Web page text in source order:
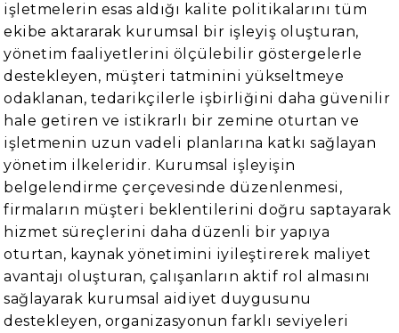
işletmelerin esas aldığı kalite politikalarını tüm
ekibe aktararak kurumsal bir işleyiş oluşturan,
yönetim faaliyetlerini ölçülebilir göstergelerle
destekleyen, müşteri tatminini yükseltmeye
odaklanan, tedarikçilerle işbirliğini daha güvenilir
hale getiren ve istikrarlı bir zemine oturtan ve
işletmenin uzun vadeli planlarına katkı sağlayan
yönetim ilkeleridir. Kurumsal işleyişin
belgelendirme çerçevesinde düzenlenmesi,
firmaların müşteri beklentilerini doğru saptayarak
hizmet süreçlerini daha düzenli bir yapıya
oturtan, kaynak yönetimini iyileştirerek maliyet
avantajı oluşturan, çalışanların aktif rol almasını
sağlayarak kurumsal aidiyet duygusunu
destekleyen, organizasyonun farklı seviyeleri